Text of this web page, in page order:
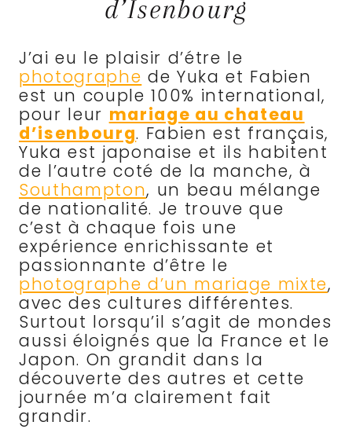
d’Isenbourg
J’ai eu le plaisir d’étre le
photographe de Yuka et Fabien
est un couple 100% international,
pour leur mariage au chateau
d’isenbourg. Fabien est français,
Yuka est japonaise et ils habitent
de l’autre coté de la manche, à
Southampton, un beau mélange
de nationalité. Je trouve que
c’est à chaque fois une
expérience enrichissante et
passionnante d’être le
photographe d’un mariage mixte,
avec des cultures différentes.
Surtout lorsqu’il s’agit de mondes
aussi éloignés que la France et le
Japon. On grandit dans la
découverte des autres et cette
journée m’a clairement fait
grandir.